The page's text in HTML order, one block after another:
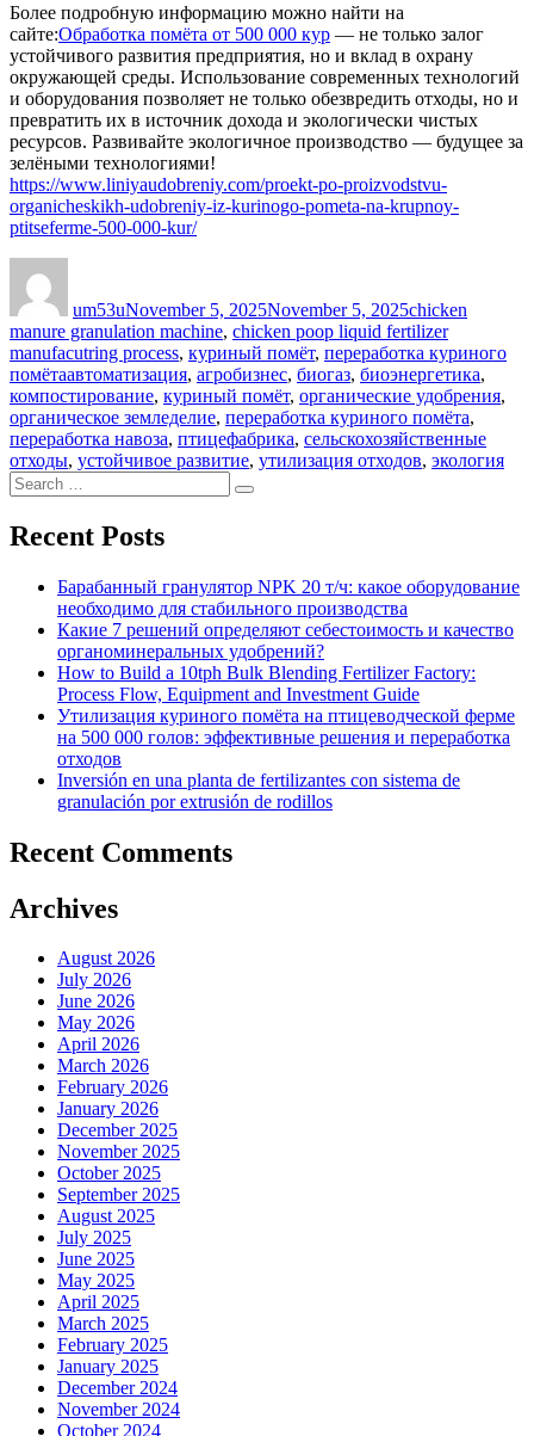
Более подробную информацию можно найти на
сайте:Обработка помёта от 500 000 кур — не только залог
устойчивого развития предприятия, но и вклад в охрану
окружающей среды. Использование современных технологий
и оборудования позволяет не только обезвредить отходы, но и
превратить их в источник дохода и экологически чистых
ресурсов. Развивайте экологичное производство — будущее за
зелёными технологиями!
https://www.liniyaudobreniy.com/proekt-po-proizvodstvu-
organicheskikh-udobreniy-iz-kurinogo-pometa-na-krupnoy-
ptitseferme-500-000-kur/
um53uNovember 5, 2025November 5, 2025chicken
manure granulation machine, chicken poop liquid fertilizer
manufacutring process, куриный помёт, переработка куриного
помётаTags
автоматизация, агробизнес, биогаз, биоэнергетика,
компостирование, куриный помёт, органические удобрения,
органическое земледелие, переработка куриного помёта,
переработка навоза, птицефабрика, сельскохозяйственные
отходы, устойчивое развитие, утилизация отходов, экология
Search
for:
Search
Recent Posts
Барабанный гранулятор NPK 20 т/ч: какое оборудование
необходимо для стабильного производства
Какие 7 решений определяют себестоимость и качество
органоминеральных удобрений?
How to Build a 10tph Bulk Blending Fertilizer Factory:
Process Flow, Equipment and Investment Guide
Утилизация куриного помёта на птицеводческой ферме
на 500 000 голов: эффективные решения и переработка
отходов
Inversión en una planta de fertilizantes con sistema de
granulación por extrusión de rodillos
Recent Comments
Archives
August 2026
July 2026
June 2026
May 2026
April 2026
March 2026
February 2026
January 2026
December 2025
November 2025
October 2025
September 2025
August 2025
July 2025
June 2025
May 2025
April 2025
March 2025
February 2025
January 2025
December 2024
November 2024
October 2024